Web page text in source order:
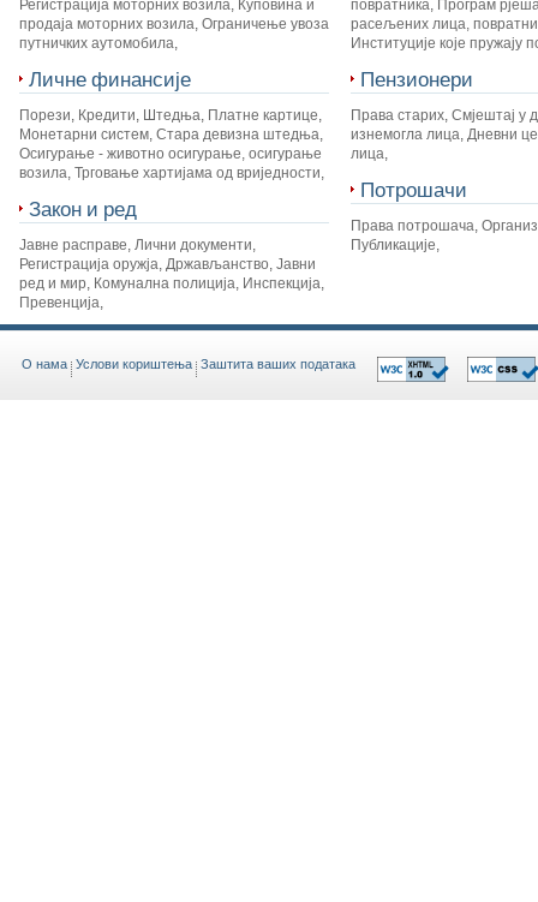
Регистрација моторних возила, Куповина и
продаја моторних возила, Ограничење увоза
путничких аутомобила,
Личне финансије
Порези, Кредити, Штедња, Платне картице,
Монетарни систем, Стара девизна штедња,
Осигурање - животно осигурање, осигурање
возила, Трговање хартијама од вриједности,
Закон и ред
Јавне расправе, Лични документи,
Регистрација оружја, Држављанство, Јавни
ред и мир, Комунална полиција, Инспекција,
Превенција,
повратника, Програм
расељених лица,
Институције које пружају
Пензионери
Права старих, Смјештај у
изнемогла лица, Дневни
лица,
Потрошачи
Права потрошача,
Публикације,
O нама Услови кориштења Заштита ваших података